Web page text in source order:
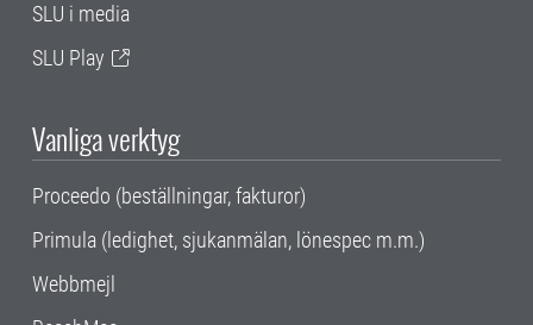
SLU i media
SLU Play
Vanliga verktyg
Proceedo (beställningar, fakturor)
Primula (ledighet, sjukanmälan, lönespec m.m.)
Webbmejl